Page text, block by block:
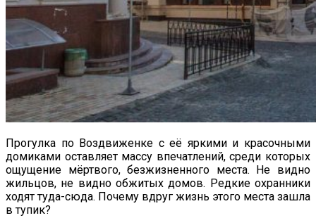
Прогулка по Воздвиженке с её яркими и красочными
домиками оставляет массу впечатлений, среди которых
ощущение мёртвого, безжизненного места. Не видно
жильцов, не видно обжитых домов. Редкие охранники
ходят туда-сюда. Почему вдруг жизнь этого места зашла
в тупик?